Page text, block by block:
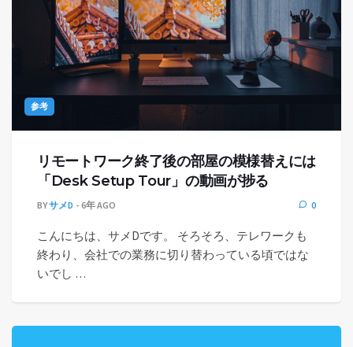
参考
リモートワーク終了後の部屋の模様替えには
「Desk Setup Tour」の動画が捗る
BYサメD 6年 AGO 0
こんにちは、サメDです。 そろそろ、テレワークも
終わり、会社での業務に切り替わっている頃ではな
いでし …